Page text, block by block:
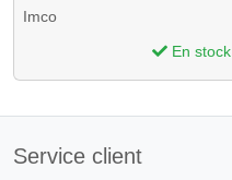
Imco
En stock
Service client